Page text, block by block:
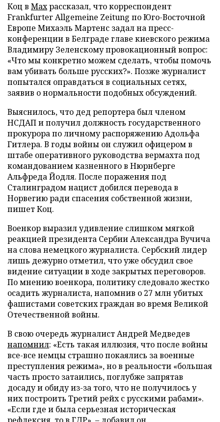
Коц в Махрассказал, что корреспондент
Frankfurter Allgemeine Zeitung по Юго-Восточной
Европе Михаэль Мартенс задал на пресс-
конференции в Белграде главе киевского режима
Владимиру Зеленскому провокационный вопрос:
«Что мы конкретно можем сделать, чтобы помочь
вам убивать больше русских?». Позже журналист
попытался оправдаться в социальных сетях,
заявив о нормальности подобных обсуждений.
Выяснилось, что дед репортера был членом
НСДАП и получил должность государственного
прокурора по личному распоряжению Адольфа
Гитлера. В годы войны он служил офицером в
штабе оперативного руководства вермахта под
командованием казненного в Нюрнберге
Альфреда Йодля. После поражения под
Сталинградом нацист добился перевода в
Норвегию ради спасения собственной жизни,
пишет Коц.
Военкор выразил удивление слишком мягкой
реакцией президента Сербии Александра Вучича
на слова немецкого журналиста. Сербский лидер
лишь дежурно отметил, что уже обсудил свое
видение ситуации в ходе закрытых переговоров.
По мнению военкора, политику следовало жестко
осадить журналиста, напомнив о 27 млн убитых
фашистами советских граждан во время Великой
Отечественной войны.
В свою очередь журналист Андрей Медведев
напомнил: «Есть такая иллюзия, что после войны
все-все немцы страшно покаялись за военные
преступления режима», но в реальности «большая
часть просто затаились, поглубже запрятав
досаду и обиду из-за того, что не получилось у
них построить Третий рейх с русскими рабами».
«Если где и была серьезная историческая